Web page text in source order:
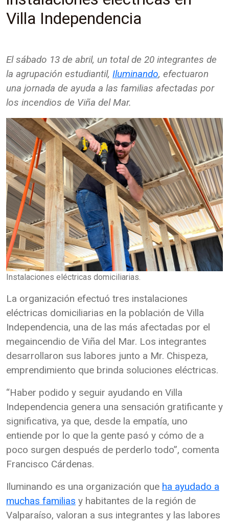
Villa Independencia
El sábado 13 de abril, un total de 20 integrantes de
la agrupación estudiantil, Iluminando, efectuaron
una jornada de ayuda a las familias afectadas por
los incendios de Viña del Mar.
Instalaciones eléctricas domiciliarias.
La organización efectuó tres instalaciones
eléctricas domiciliarias en la población de Villa
Independencia, una de las más afectadas por el
megaincendio de Viña del Mar. Los integrantes
desarrollaron sus labores junto a Mr. Chispeza,
emprendimiento que brinda soluciones eléctricas.
“Haber podido y seguir ayudando en Villa
Independencia genera una sensación gratificante y
significativa, ya que, desde la empatía, uno
entiende por lo que la gente pasó y cómo de a
poco surgen después de perderlo todo”, comenta
Francisco Cárdenas.
Iluminando es una organización que ha ayudado a
muchas familias y habitantes de la región de
Valparaíso, valoran a sus integrantes y las labores